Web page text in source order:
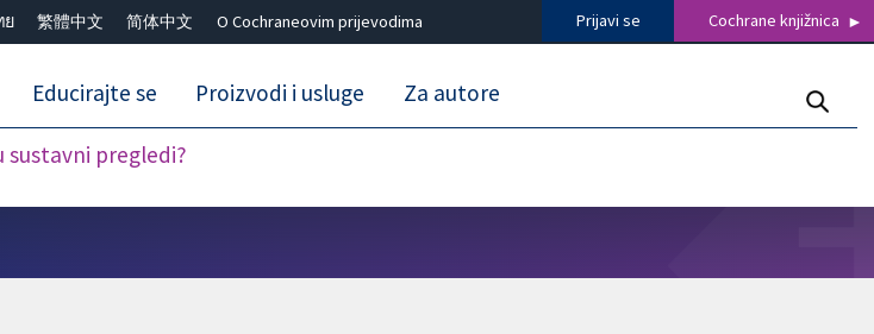
ย 繁體中文 简体中文 O Cochraneovim prijevodima Prijavi se Cochrane knjižnica
sustavni pregledi?
Educirajte se Proizvodi i usluge Za autore